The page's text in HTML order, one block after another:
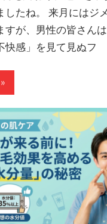
したね。 来月にはジ
すが、男性の皆さん
快感」を見て見ぬフ